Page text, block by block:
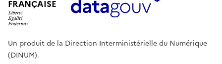
FRANÇAISE
Un produit de la Direction Interministérielle du Numérique
(DINUM).